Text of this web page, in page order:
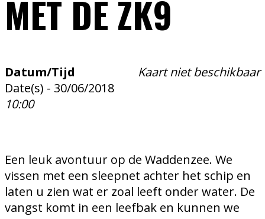
MET DE ZK9
Kaart niet beschikbaar
Datum/Tijd
Date(s) - 30/06/2018
10:00
Een leuk avontuur op de Waddenzee. We
vissen met een sleepnet achter het schip en
laten u zien wat er zoal leeft onder water. De
vangst komt in een leefbak en kunnen we